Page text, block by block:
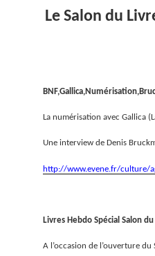
Le Salon du
La numérisation avec Gallica
Une interview de Denis
http://www.evene.fr/culture/
Livres Hebdo Spécial Salon
A l’occasion de l’ouverture